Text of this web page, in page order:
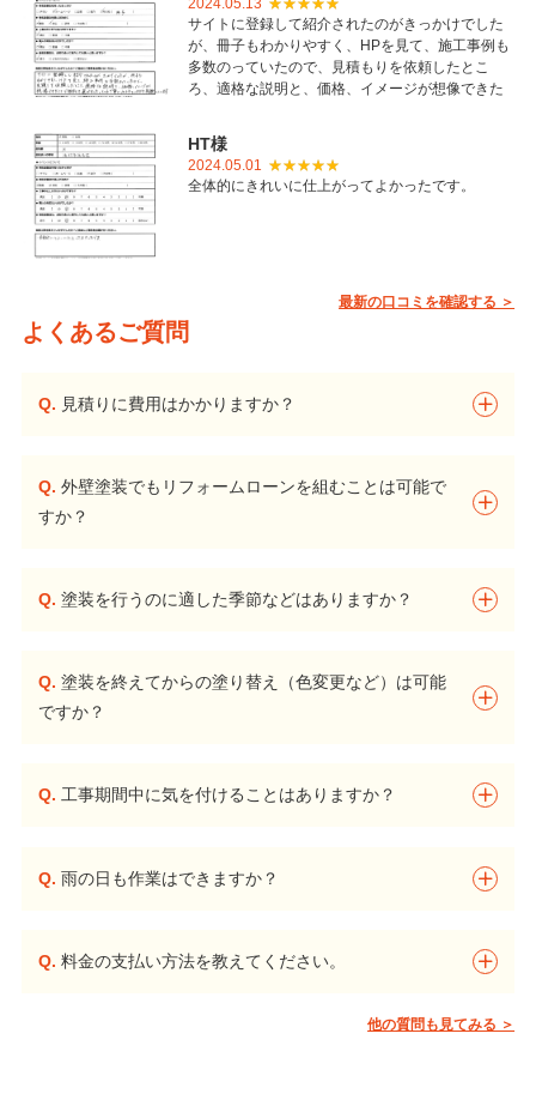
2024.05.13
サイトに登録して紹介されたのがきっかけでした
が、冊子もわかりやすく、HPを見て、施工事例も
多数のっていたので、見積もりを依頼したとこ
ろ、適格な説明と、価格、イメージが想像できた
いただき感謝しています。
HT様
2024.05.01
全体的にきれいに仕上がってよかったです。
最新の口コミを確認する ＞
よくあるご質問
Q. 見積りに費用はかかりますか？
Q. 外壁塗装でもリフォームローンを組むことは可能で
すか？
Q. 塗装を行うのに適した季節などはありますか？
Q. 塗装を終えてからの塗り替え（色変更など）は可能
ですか？
Q. 工事期間中に気を付けることはありますか？
Q. 雨の日も作業はできますか？
Q. 料金の支払い方法を教えてください。
他の質問も見てみる ＞